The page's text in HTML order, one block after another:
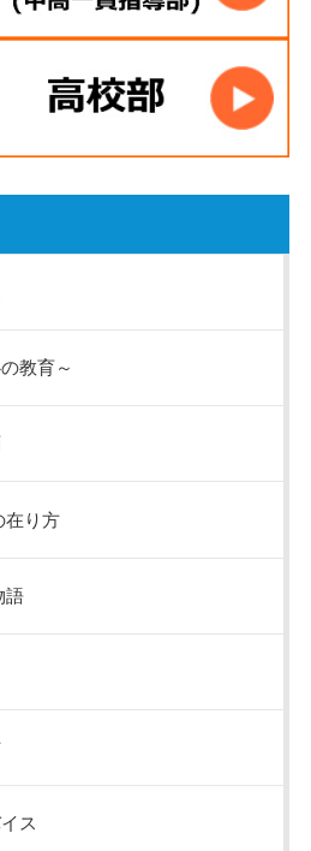
教育～
在り方
語
ス